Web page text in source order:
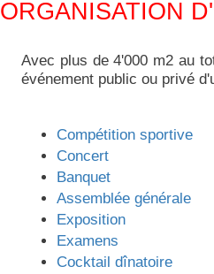
ORGANISATION
Avec plus de 4'000 m2 au
événement public ou privé
Compétition sportive
Concert
Banquet
Assemblée générale
Exposition
Examens
Cocktail dînatoire